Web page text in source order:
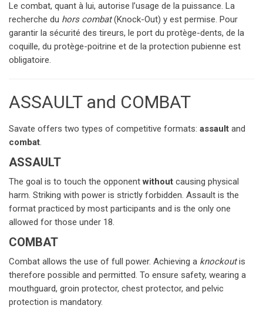
Le combat, quant à lui, autorise l’usage de la puissance. La
recherche du hors combat (Knock-Out) y est permise. Pour
garantir la sécurité des tireurs, le port du protège-dents, de la
coquille, du protège-poitrine et de la protection pubienne est
obligatoire.
ASSAULT and COMBAT
Savate offers two types of competitive formats: assault
combat.
ASSAULT
The goal is to touch the opponent without causing physical
harm. Striking with power is strictly forbidden. Assault is the
format practiced by most participants and is the only one
allowed for those under 18.
COMBAT
Combat allows the use of full power. Achieving a knockout is
therefore possible and permitted. To ensure safety, wearing a
mouthguard, groin protector, chest protector, and pelvic
protection is mandatory.